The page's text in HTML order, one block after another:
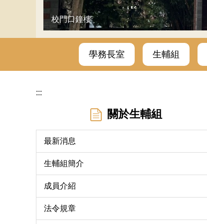
校門口鐘樓
學務長室 生輔組
:::
關於生輔組
最新消息
生輔組簡介
成員介紹
法令規章